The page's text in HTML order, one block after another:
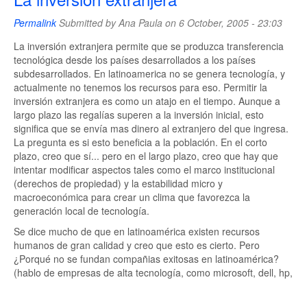
PermalinkSubmitted byAna Paula on 6 October, 2005 - 23:03
La inversión extranjera permite que se produzca transferencia
tecnológica desde los países desarrollados a los países
subdesarrollados. En latinoamerica no se genera tecnología, y
actualmente no tenemos los recursos para eso. Permitir la
inversión extranjera es como un atajo en el tiempo. Aunque a
largo plazo las regalías superen a la inversión inicial, esto
significa que se envía mas dinero al extranjero del que ingresa.
La pregunta es si esto beneficia a la población. En el corto
plazo, creo que sí... pero en el largo plazo, creo que hay que
intentar modificar aspectos tales como el marco institucional
(derechos de propiedad) y la estabilidad micro y
macroeconómica para crear un clima que favorezca la
generación local de tecnología.
Se dice mucho de que en latinoamérica existen recursos
humanos de gran calidad y creo que esto es cierto. Pero
¿Porqué no se fundan compañias exitosas en latinoamérica?
(hablo de empresas de alta tecnología, como microsoft, dell, hp,